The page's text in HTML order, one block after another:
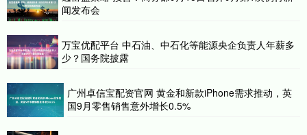
闻发布会
万宝优配平台 中石油、中石化等能源央企负责人年薪多
少？国务院披露
广州卓信宝配资官网 黄金和新款iPhone需求推动，英
国9月零售销售意外增长0.5%